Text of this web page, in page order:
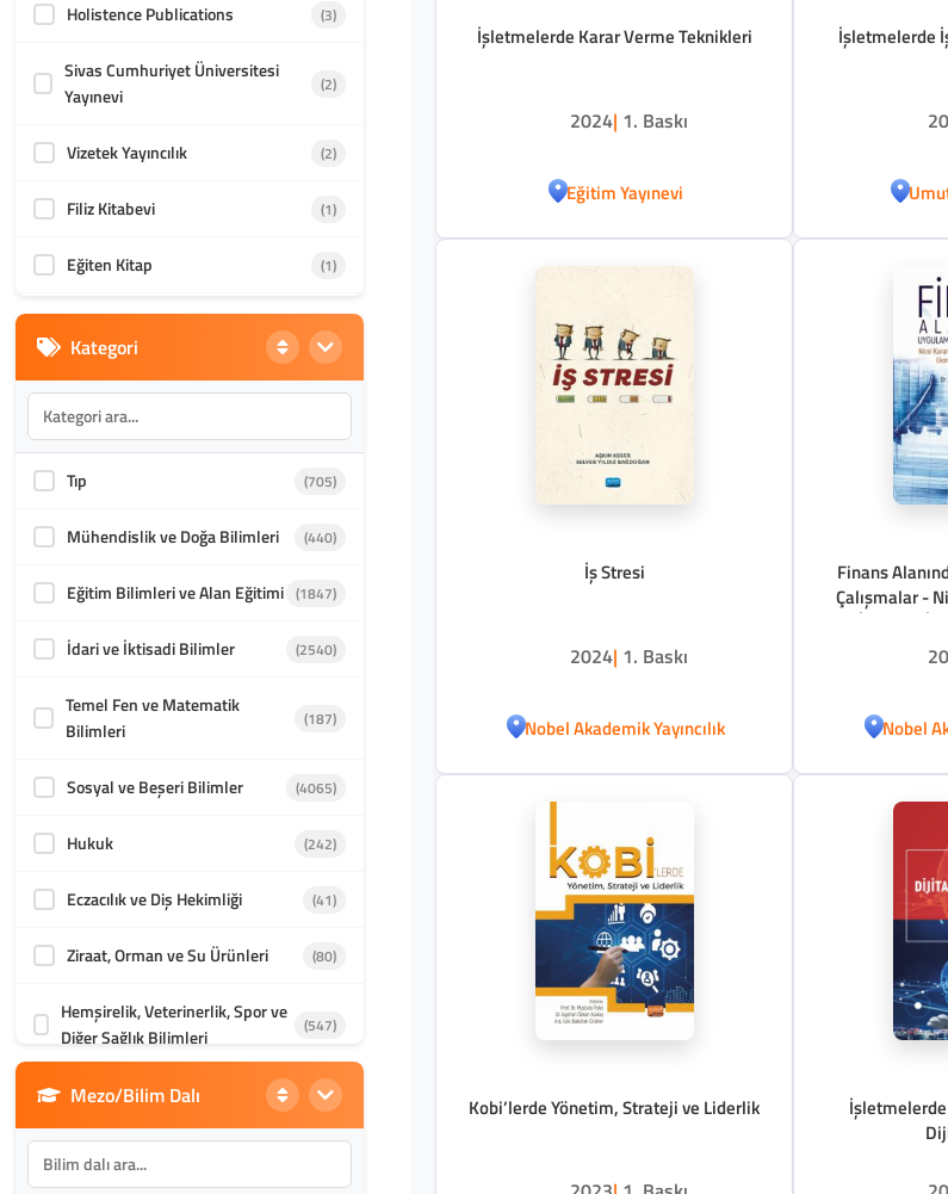
Holistence Publications (3)
Sivas Cumhuriyet Üniversitesi
Yayınevi
(2)
Vizetek Yayıncılık (2)
Filiz Kitabevi (1)
Eğiten Kitap (1)
Liberte Yayınları (1)
Kategori
Tıp (705)
Mühendislik ve Doğa Bilimleri (440)
Eğitim Bilimleri ve Alan Eğitimi (1847)
İdari ve İktisadi Bilimler (2540)
Temel Fen ve Matematik
Bilimleri
(187)
Sosyal ve Beşeri Bilimler (4065)
Hukuk (242)
Eczacılık ve Diş Hekimliği (41)
Ziraat, Orman ve Su Ürünleri (80)
Hemşirelik, Veterinerlik, Spor ve
Diğer Sağlık Bilimleri
(547)
Din Bilimleri (1986)
İletişim, Mimarlık ve Güzel
Sanatlar
Mezo/Bilim Dalı
İşletmelerde Karar Verme Teknikleri
2024| 1. Baskı
Eğitim Yayınevi
İşletmelerde
İş Stresi
2024| 1. Baskı
Nobel Akademik Yayıncılık
Finans
Çalışmalar -
İşletme,
Nobel
Kobi’lerde Yönetim, Strateji ve Liderlik